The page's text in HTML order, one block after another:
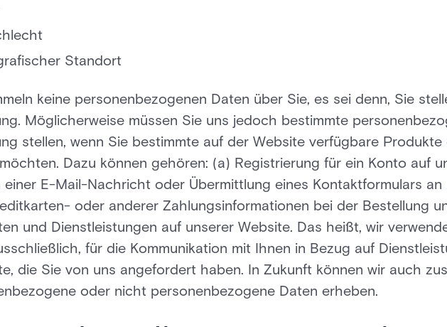
Standort
keine personenbezogenen Daten über Sie, es sei denn, Sie
Möglicherweise müssen Sie uns jedoch bestimmte
stellen, wenn Sie bestimmte auf der Website verfügbare
Dazu können gehören: (a) Registrierung für ein Konto auf
einer E-Mail-Nachricht oder Übermittlung eines Kontaktformulars an
oder anderer Zahlungsinformationen bei der Bestellung
und Dienstleistungen auf unserer Website. Das heißt, wir
für die Kommunikation mit Ihnen in Bezug auf
die Sie von uns angefordert haben. In Zukunft können wir auch
oder nicht personenbezogene Daten erheben.